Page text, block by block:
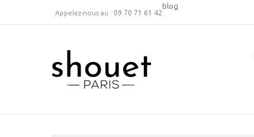
Appelez-nous au : 09 70 71 61 42
blog